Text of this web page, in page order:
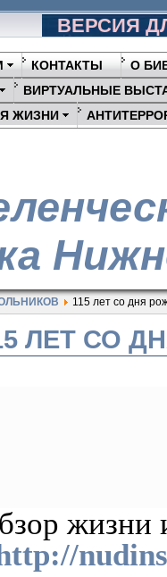
ВЕРСИЯ
КОНТАКТЫ
О
ВИРТУАЛЬНЫЕ
ЖИЗНИ
115 лет со дня
ЛЕТ СО
жизни